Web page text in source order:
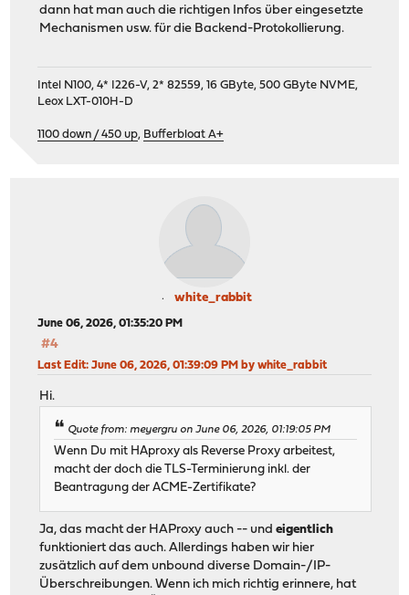
dann hat man auch die richtigen Infos über eingesetzte
Mechanismen usw. für die Backend-Protokollierung.
Intel N100, 4* I226-V, 2* 82559, 16 GByte, 500 GByte NVME,
Leox LXT-010H-D
1100 down / 450 up, Bufferbloat A+
white_rabbit
June 06, 2026, 01:35:20 PM
#4
Last Edit: June 06, 2026, 01:39:09 PM by white_rabbit
Hi.
Quote from: meyergru on June 06, 2026, 01:19:05 PM
Wenn Du mit HAproxy als Reverse Proxy arbeitest,
macht der doch die TLS-Terminierung inkl. der
Beantragung der ACME-Zertifikate?
Ja, das macht der HAProxy auch -- undeigentlich
funktioniert das auch. Allerdings haben wir hier
zusätzlich auf dem unbound diverse Domain-/IP-
Überschreibungen. Wenn ich mich richtig erinnere, hat